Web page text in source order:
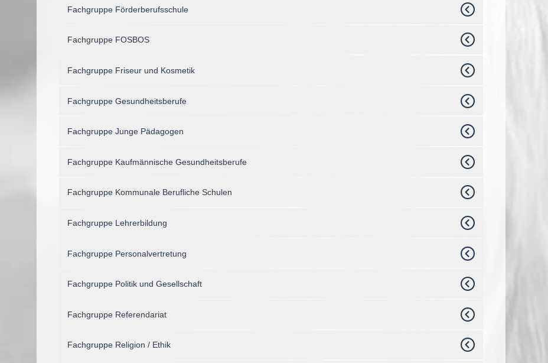
Fachgruppe Förderberufsschule
Fachgruppe FOSBOS
Fachgruppe Friseur und Kosmetik
Fachgruppe Gesundheitsberufe
Fachgruppe Junge Pädagogen
Fachgruppe Kaufmännische Gesundheitsberufe
Fachgruppe Kommunale Berufliche Schulen
Fachgruppe Lehrerbildung
Fachgruppe Personalvertretung
Fachgruppe Politik und Gesellschaft
Fachgruppe Referendariat
Fachgruppe Religion / Ethik